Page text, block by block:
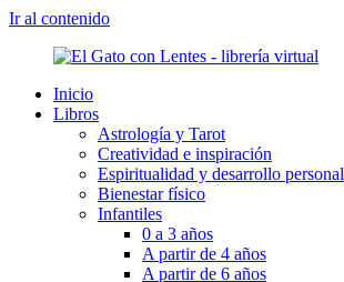
Ir al contenido
Inicio
Libros
Astrología y Tarot
Creatividad e inspiración
Espiritualidad y desarrollo personal
Bienestar físico
Infantiles
0 a 3 años
A partir de 4 años
A partir de 6 años